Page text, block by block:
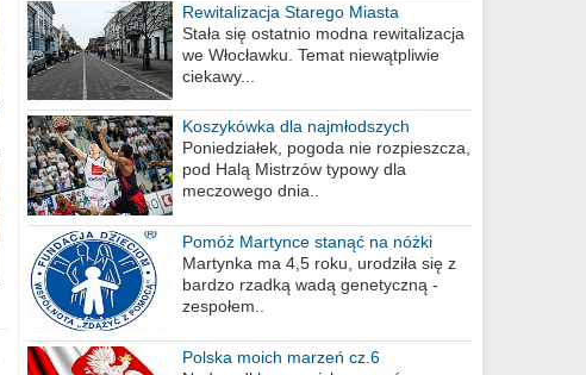
Rewitalizacja Starego Miasta
Stała się ostatnio modna rewitalizacja
we Włocławku. Temat niewątpliwie
ciekawy...
Koszykówka dla najmłodszych
Poniedziałek, pogoda nie rozpieszcza,
pod Halą Mistrzów typowy dla
meczowego dnia..
Pomóż Martynce stanąć na nóżki
Martynka ma 4,5 roku, urodziła się z
bardzo rzadką wadą genetyczną -
zespołem..
Polska moich marzeń cz.6